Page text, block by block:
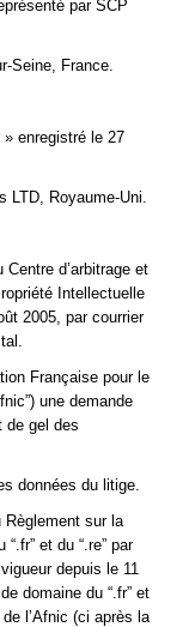
par SCP
Seine, France.
enregistré le 27
LTD, Royaume-Uni.
d’arbitrage et
Intellectuelle
2005, par courrier
Française pour le
une demande
de gel des
données du litige.
Règlement sur la
et du “.re” par
depuis le 11
domaine du “.fr” et
l’Afnic (ci après la